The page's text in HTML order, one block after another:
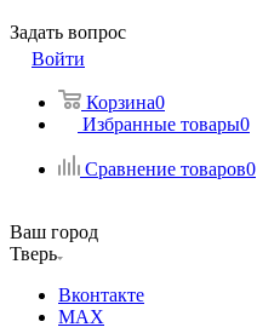
Задать вопрос
Войти
Корзина0
Избранные товары0
Сравнение товаров0
Ваш город
Тверь
Вконтакте
MAX